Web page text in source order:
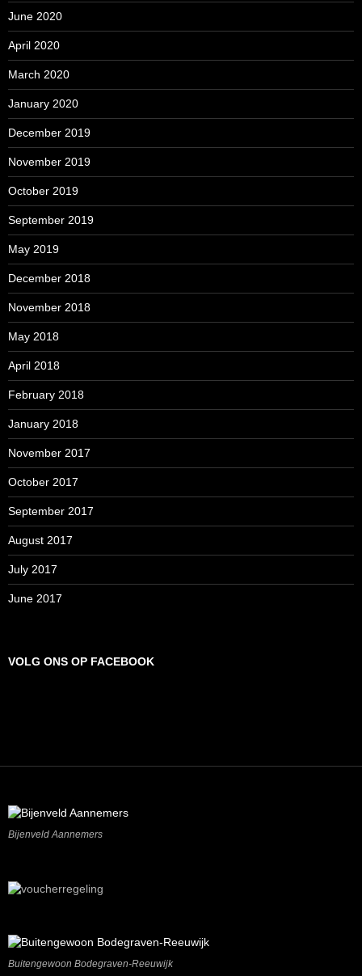
June 2020
April 2020
March 2020
January 2020
December 2019
November 2019
October 2019
September 2019
May 2019
December 2018
November 2018
May 2018
April 2018
February 2018
January 2018
November 2017
October 2017
September 2017
August 2017
July 2017
June 2017
Privacy & Cookies: This site uses cookies. By continuing to use this
website, you agree to their use.
VOLG ONS OP FACEBOOK
Bijenveld Aannemers
Buitengewoon Bodegraven-Reeuwijk